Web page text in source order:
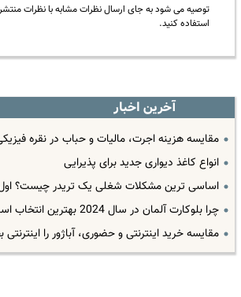
توصیه می شود به جای ارسال نظرات مشابه با نظرات
استفاده کنید.
آخرین اخبار
مقایسه هزینه اجرت، مالیات و حباب در نقره
انواع کاغذ دیواری جدید برای پذیرایی
اساسی ترین مشکلات شغلی یک تریدر چیست؟
چرا بلوکارت آلمان در سال 2024 بهترین انتخاب است؟
مقایسه خرید اینترنتی و حضوری، آباژور را